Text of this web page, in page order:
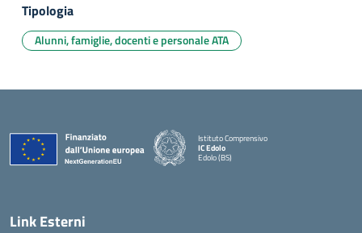
Tipologia
Alunni, famiglie, docenti e personale ATA
Istituto Comprensivo
IC Edolo
Edolo (BS)
Link Esterni